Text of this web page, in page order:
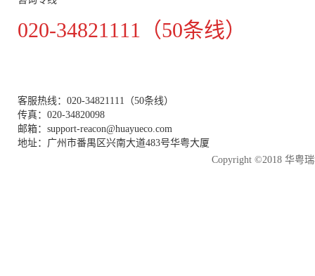
020-34821111（50条线）
客服热线：020-34821111（50条线）
传真：020-34820098
邮箱：support-reacon@huayueco.com
地址：广州市番禺区兴南大道483号华粤大厦
Copyright ©2018 华粤